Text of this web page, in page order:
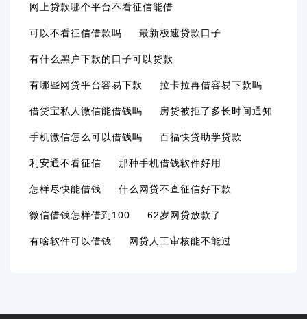
网上贷款哪个平台不看征信能借
可以不看征信借款吗 最新极速贷款口子
有什么黑户下款的口子可以贷款
有哪些网贷平台容易下款 拉卡拉再借容易下款吗
借贷宝私人微信能借钱吗 房贷被拒了多长时间通知
手机微信怎么可以借钱吗 百福快贷助学贷款
利安通不看征信 那种手机借钱软件好用
怎样尽快能借钱 什么网贷不查征信好下款
微信借钱怎样借到100 62岁网贷放款了
有啥软件可以借钱 网贷人工审核能不能过